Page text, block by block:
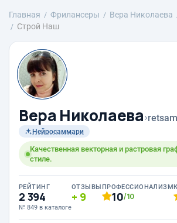
Главная Фрилансеры Вера Николаева
Строй Наш
Вера Николаева›retsam
Нейросаммари
Качественная векторная и растровая
стиле.
РЕЙТИНГ
2 394
№ 849 в каталоге
ОТЗЫВЫ
9
ПРОФЕССИОНАЛИЗМ
10/10